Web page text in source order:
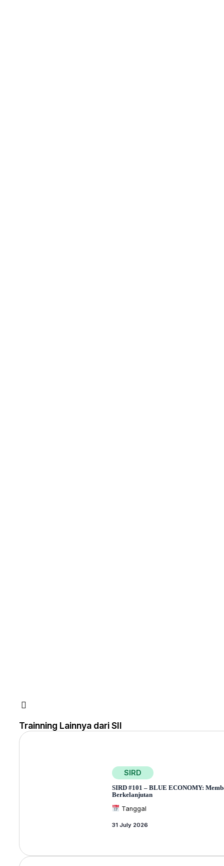
Trainning Lainnya dari SII
SIRD
SIRD #101 – BLUE ECONOMY:
Berkelanjutan
Tanggal
31 July 2026